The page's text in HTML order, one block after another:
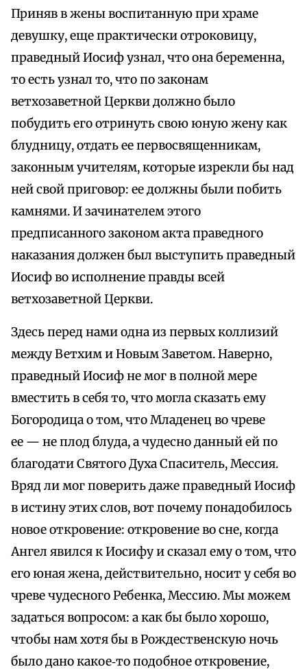
Приняв в жены воспитанную при храме
девушку, еще практически отроковицу,
праведный Иосиф узнал, что она беременна,
то есть узнал то, что по законам
ветхозаветной Церкви должно было
побудить его отринуть свою юную жену как
блудницу, отдать ее первосвященникам,
законным учителям, которые изрекли бы над
ней свой приговор: ее должны были побить
камнями. И зачинателем этого
предписанного законом акта праведного
наказания должен был выступить праведный
Иосиф во исполнение правды всей
ветхозаветной Церкви.
Здесь перед нами одна из первых коллизий
между Ветхим и Новым Заветом. Наверно,
праведный Иосиф не мог в полной мере
вместить в себя то, что могла сказать ему
Богородица о том, что Младенец во чреве
ее — не плод блуда, а чудесно данный ей по
благодати Святого Духа Спаситель, Мессия.
Вряд ли мог поверить даже праведный Иосиф
в истину этих слов, вот почему понадобилось
новое откровение: откровение во сне, когда
Ангел явился к Иосифу и сказал ему о том, что
его юная жена, действительно, носит у себя во
чреве чудесного Ребенка, Мессию. Мы можем
задаться вопросом: а как бы было хорошо,
чтобы нам хотя бы в Рождественскую ночь
было дано какое‑то подобное откровение,